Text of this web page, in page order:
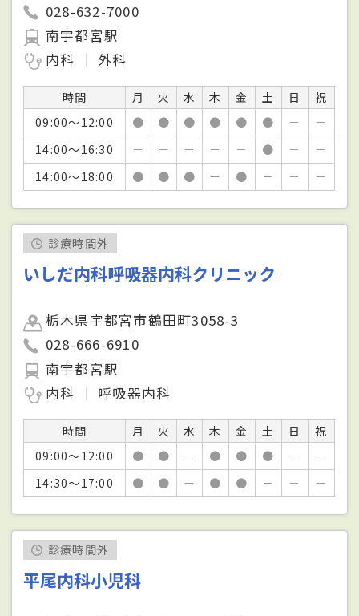
028-632-7000
南宇都宮駅
内科
外科
時間 月 火 水 木 金 土 日
祝
09:00～12:00
● ● ● ● ● ● －
－
14:00～16:30
－ － － － － ● －
－
14:00～18:00
● ● ● － ● － － －
診療時間外
いしだ内科呼吸器内科クリニック
栃木県宇都宮市鶴田町3058-3
028-666-6910
南宇都宮駅
内科
呼吸器内科
時間 月 火 水 木 金 土 日
祝
09:00～12:00
● ● － ● ● ● －
－
14:30～17:00
● ● － ● ● － － －
診療時間外
平尾内科小児科